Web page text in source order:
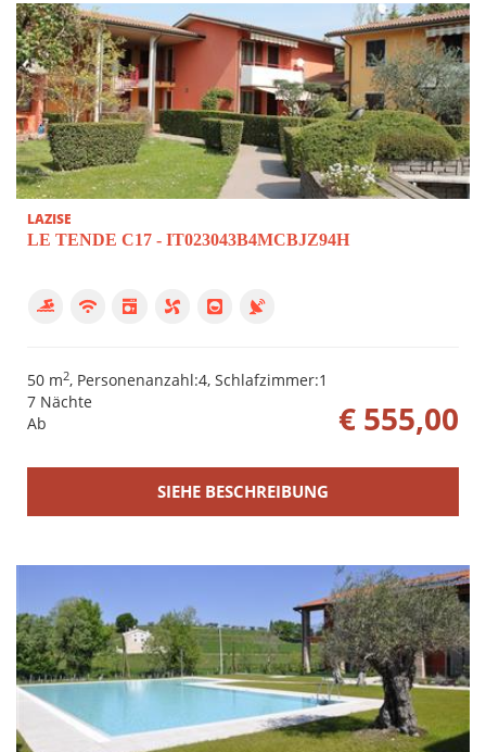
LAZISE
LE TENDE C17 - IT023043B4MCBJZ94H
50 m2, Personenanzahl:4, Schlafzimmer:1
€ 555,00
7 Nächte
Ab
SIEHE BESCHREIBUNG